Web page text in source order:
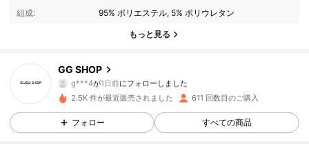
組成:
95% ポリエステル, 5% ポリウレタン
もっと見る
GG SHOP
251 フォロワー
4.84 251 フォロワー
4.84 251 フォロワー
2.5K 件が最近販売されました 611 回数目のご購入
フォロー すべての商品